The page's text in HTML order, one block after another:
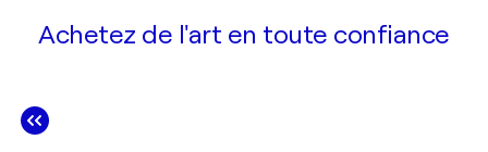
Achetez de l'art en toute confiance